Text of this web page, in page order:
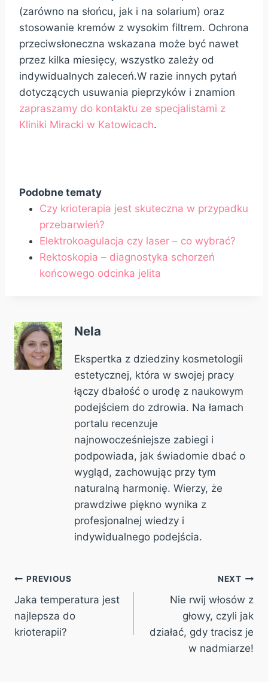
(zarówno na słońcu, jak i na solarium) oraz
stosowanie kremów z wysokim filtrem. Ochrona
przeciwsłoneczna wskazana może być nawet
przez kilka miesięcy, wszystko zależy od
indywidualnych zaleceń.W razie innych pytań
dotyczących usuwania pieprzyków i znamion
zapraszamy do kontaktu ze specjalistami z
Kliniki Miracki w Katowicach.
Podobne tematy
Czy krioterapia jest skuteczna w przypadku
przebarwień?
Elektrokoagulacja czy laser – co wybrać?
Rektoskopia – diagnostyka schorzeń
końcowego odcinka jelita
Nela
Ekspertka z dziedziny kosmetologii
estetycznej, która w swojej pracy
łączy dbałość o urodę z naukowym
podejściem do zdrowia. Na łamach
portalu recenzuje
najnowocześniejsze zabiegi i
podpowiada, jak świadomie dbać o
wygląd, zachowując przy tym
naturalną harmonię. Wierzy, że
prawdziwe piękno wynika z
profesjonalnej wiedzy i
indywidualnego podejścia.
Post
navigation
PREVIOUS
Jaka temperatura jest
najlepsza do
krioterapii?
NEXT
Nie rwij włosów z
głowy, czyli jak
działać, gdy tracisz je
w nadmiarze!